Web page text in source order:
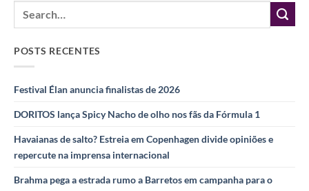
POSTS RECENTES
Festival Élan anuncia finalistas de 2026
DORITOS lança Spicy Nacho de olho nos fãs da Fórmula 1
Havaianas de salto? Estreia em Copenhagen divide opiniões e
repercute na imprensa internacional
Brahma pega a estrada rumo a Barretos em campanha para o